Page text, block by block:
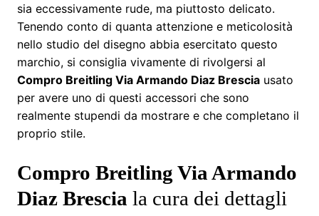
sia eccessivamente rude, ma piuttosto delicato.
Tenendo conto di quanta attenzione e meticolosità
nello studio del disegno abbia esercitato questo
marchio, si consiglia vivamente di rivolgersi al
Compro Breitling Via Armando Diaz Brescia usato
per avere uno di questi accessori che sono
realmente stupendi da mostrare e che completano il
proprio stile.
Compro Breitling Via Armando
Diaz Brescia la cura dei dettagli